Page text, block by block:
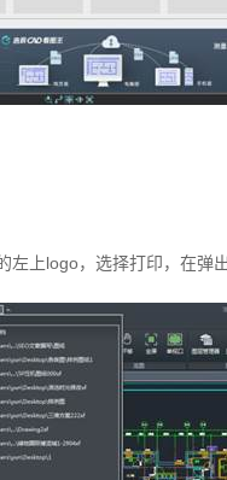
上logo，选择打印，在弹